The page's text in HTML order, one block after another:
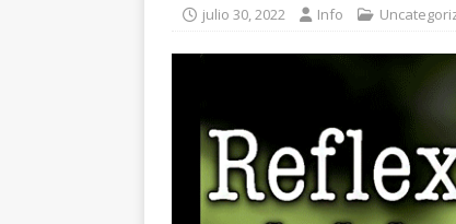
julio 30, 2022 Info